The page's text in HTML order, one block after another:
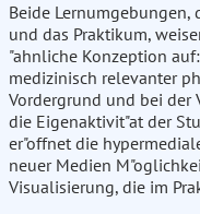
Beide
und das Praktikum,
"ahnliche Konzeption
medizinisch relevanter
Vordergrund und bei der
die Eigenaktivit"at der
er"offnet die
neuer Medien
Visualisierung, die im